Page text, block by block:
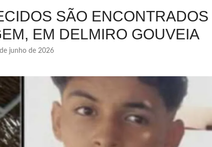
SÃO ENCONTRADOS
EM DELMIRO GOUVEIA
junho de 2026